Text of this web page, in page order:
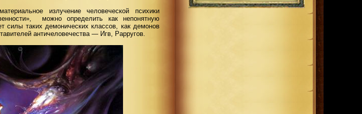
излучение человеческой психики
можно определить как непонятную
силы таких демонических классов, как демонов
античеловечества — Игв, Рарругов.